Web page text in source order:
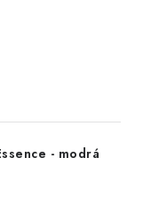
- modrá